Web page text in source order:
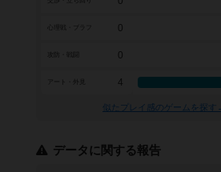
0
0
アート・外見 4
似たプレイ感のゲームを探す
データに関する報告